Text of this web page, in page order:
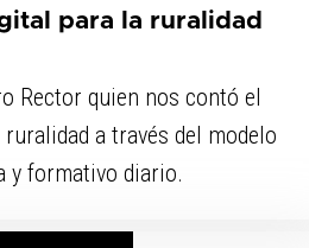
para la ruralidad
Rector quien nos contó el
a través del modelo
y formativo diario.